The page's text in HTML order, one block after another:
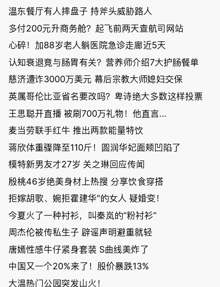
温东餐厅有人摔盘子 持斧头威胁路人
多付200元升商务舱？起飞前两天查航司网站
心碎！加88岁老人躺医院急诊走廊近5天
认知衰退竟与肠胃有关？营养师介绍7大护肠餐单
慈济遭诈3000万美元 幕后宗教大师媳妇交保
英属哥伦比亚省名要改吗？卑诗绝大多数这样投票
王思聪开直播 被刷700万礼物！他直言...
麦当劳联手红牛 推出两款能量特饮
蒋欣体重骤降至110斤！圆润华妃面颊凹陷了
模特新男友才27岁 关之琳回应传闻
殷桃46岁绝美身材上热搜 分享饮食穿搭
拒嫁胡歌、婉拒霍建华"的女人 疑婚变！
今夏火了一种衬衫，叫秦岚的“粉衬衫”
周杰伦被传私生子 辟谣声明避重就轻
唐嫣性感牛仔紧身套装 S曲线美炸了
中国又一个20%来了！股价暴跌13%
大温热门公园突发山火！